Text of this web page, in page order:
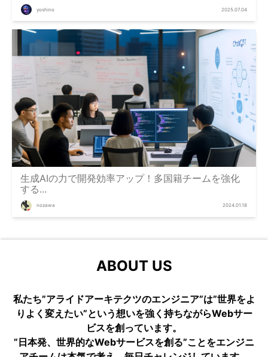
yoshino 2025.07.04
生成AIの力で開発効率アップ！多国籍チームを強化
する...
nozawa 2024.01.18
ABOUT US
私たち”アライドアーキテクツのエンジニア”は”世界をよ
りよく変えたい”という想いを強く持ちながらWebサー
ビスを創っています。
”日本発、世界的なWebサービスを創る”ことをエンジニ